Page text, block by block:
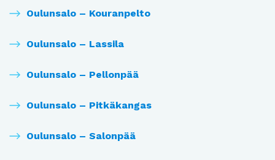
Oulunsalo – Kouranpelto
Oulunsalo – Lassila
Oulunsalo – Pellonpää
Oulunsalo – Pitkäkangas
Oulunsalo – Salonpää